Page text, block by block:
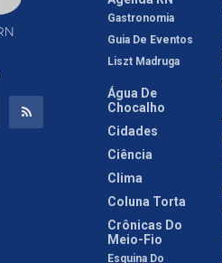
Gastronomia
Guia De Eventos
Liszt Madruga
Água De
Chocalho
Cidades
Ciência
Clima
Coluna Torta
Crônicas Do
Meio-Fio
Esquina Do